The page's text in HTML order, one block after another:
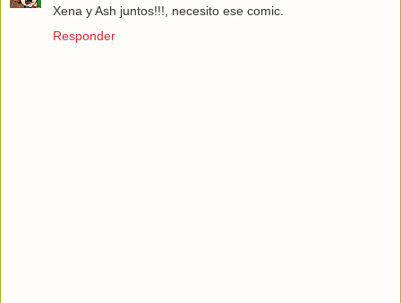
Xena y Ash juntos!!!, necesito ese comic.
Responder